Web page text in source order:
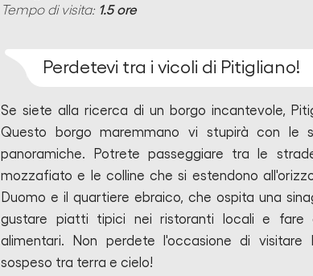
Tempo di visita: 1.5 ore
Perdetevi tra i vicoli di Pitigliano!
Se siete alla ricerca di un borgo incantevole,
Questo borgo maremmano vi stupirà con le
panoramiche. Potrete passeggiare tra le
mozzafiato e le colline che si estendono
Duomo e il quartiere ebraico, che ospita una
gustare piatti tipici nei ristoranti locali e fare
alimentari. Non perdete l'occasione di visitare
sospeso tra terra e cielo!